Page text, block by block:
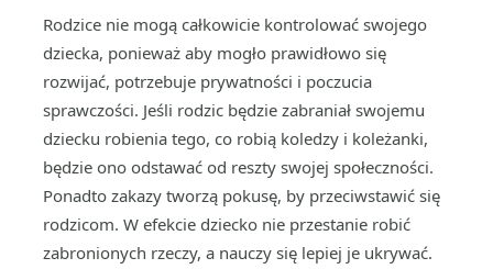
Rodzice nie mogą całkowicie kontrolować swojego
dziecka, ponieważ aby mogło prawidłowo się
rozwijać, potrzebuje prywatności i poczucia
sprawczości. Jeśli rodzic będzie zabraniał swojemu
dziecku robienia tego, co robią koledzy i koleżanki,
będzie ono odstawać od reszty swojej społeczności.
Ponadto zakazy tworzą pokusę, by przeciwstawić się
rodzicom. W efekcie dziecko nie przestanie robić
zabronionych rzeczy, a nauczy się lepiej je ukrywać.